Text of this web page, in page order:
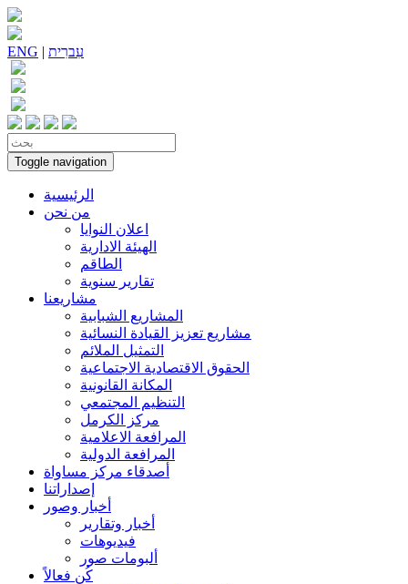
ENG | עִברִית
Toggle navigation
الرئيسية
من نحن
اعلان النوايا
الهيئة الادارية
الطاقم
تقارير سنوية
مشاريعنا
المشاريع الشبابية
مشاريع تعزيز القيادة النسائية
التمثيل الملائم
الحقوق الاقتصادية الاجتماعية
المكانة القانونية
التنظيم المجتمعي
مركز الكرمل
المرافعة الاعلامية
المرافعة الدولية
أصدقاء مركز مساواة
إصداراتنا
أخبار وصور
أخبار وتقارير
فيديوهات
ألبومات صور
كُن فعالاً